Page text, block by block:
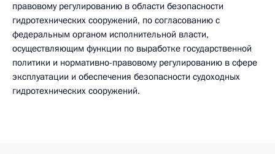
правовому регулированию в области безопасности
гидротехнических сооружений, по согласованию c
федеральным органом исполнительной власти,
осуществляющим функции по выработке государственной
политики и нормативно-правовому регулированию в сфере
эксплуатации и обеспечения безопасности судоходных
гидротехнических сооружений.